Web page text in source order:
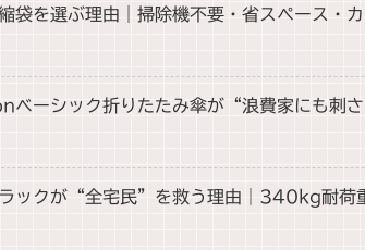
袋を選ぶ理由｜掃除機不要・省スペース・
ベーシック折りたたみ傘が“浪費家にも刺
ラックが“全宅民”を救う理由｜340kg耐